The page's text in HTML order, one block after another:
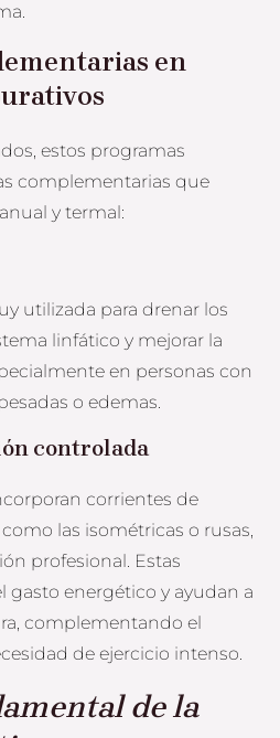
en
estos programas
complementarias que
y termal:
utilizada para drenar los
linfático y mejorar la
en personas con
o edemas.
controlada
corrientes de
como las isométricas o rusas,
profesional. Estas
gasto energético y ayudan a
complementando el
de ejercicio intenso.
de la